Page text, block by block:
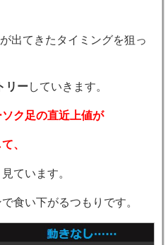
出てきたタイミングを狙っ
リーしていきます。
ク足の直近上値が
、
見ています。
食い下がるつもりです。